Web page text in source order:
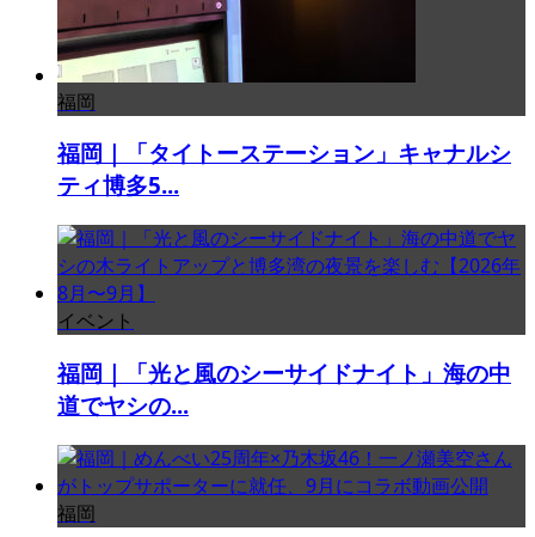
福岡
福岡｜「タイトーステーション」キャナルシ
ティ博多5...
イベント
福岡｜「光と風のシーサイドナイト」海の中
道でヤシの...
福岡